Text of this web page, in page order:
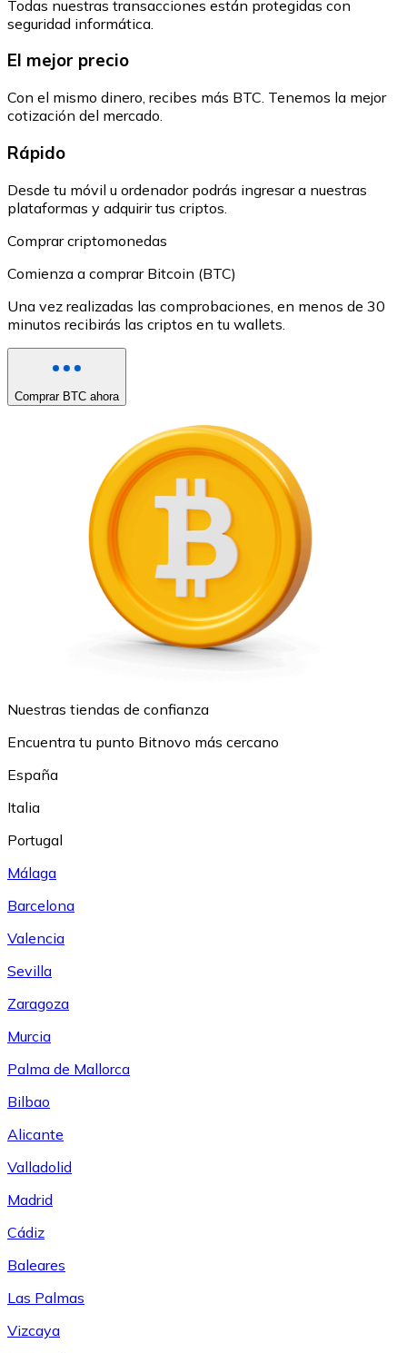
Todas nuestras transacciones están protegidas con
seguridad informática.
El mejor precio
Con el mismo dinero, recibes más BTC. Tenemos la mejor
cotización del mercado.
Rápido
Desde tu móvil u ordenador podrás ingresar a nuestras
plataformas y adquirir tus criptos.
Comprar criptomonedas
Comienza a comprar Bitcoin (BTC)
Una vez realizadas las comprobaciones, en menos de 30
minutos recibirás las criptos en tu wallets.
Comprar BTC ahora
Nuestras tiendas de confianza
Encuentra tu punto Bitnovo más cercano
España
Italia
Portugal
Málaga
Barcelona
Valencia
Sevilla
Zaragoza
Murcia
Palma de Mallorca
Bilbao
Alicante
Valladolid
Madrid
Cádiz
Baleares
Las Palmas
Vizcaya